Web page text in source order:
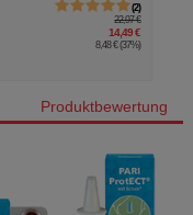
2
22,97 €
14,49 €
8,48 € (37%)
Produktbewertung